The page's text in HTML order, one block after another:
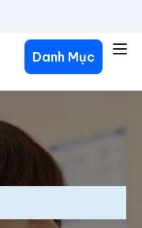
Danh Mục